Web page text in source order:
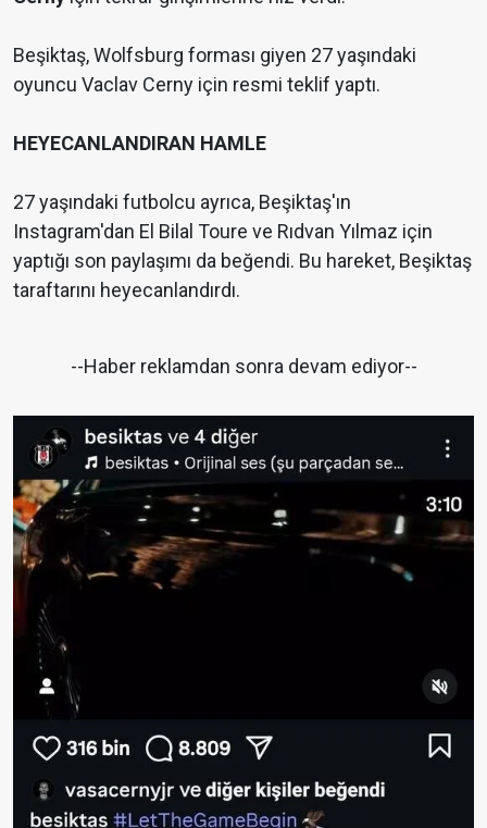
Beşiktaş, Wolfsburg forması giyen 27 yaşındaki
oyuncu Vaclav Cerny için resmi teklif yaptı.
HEYECANLANDIRAN HAMLE
27 yaşındaki futbolcu ayrıca, Beşiktaş'ın
Instagram'dan El Bilal Toure ve Rıdvan Yılmaz için
yaptığı son paylaşımı da beğendi. Bu hareket, Beşiktaş
taraftarını heyecanlandırdı.
--Haber reklamdan sonra devam ediyor--